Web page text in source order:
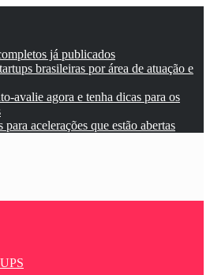
já publicados
brasileiras por área de atuação e
avalie agora e tenha dicas para os
para acelerações que estão abertas